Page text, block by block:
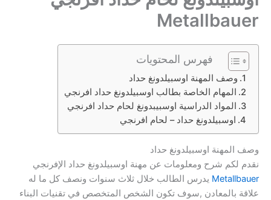
Metallbauer
فهرس المحتويات
وصف المهنة اوسبيلدونغ حداد
المهام الخاصة بطالب اوسبيلدونغ حداد افرنجي
المواد الدراسية اوسبيبدونغ لحام حداد افرنجي
اوسبيلدونغ حداد – لحام افرنجي
وصف المهنة اوسبيلدونغ حداد
نقدم لكم شرح ومعلومات عن مهنة اوسبيلدونغ حداد الإفرنجي
Metallbauer يدرس الطالب خلال ثلاث سنوات ونصف كل ما له
علاقة بالمعادن ,سوف تكون الشخص المتخصص في تقنيات البناء